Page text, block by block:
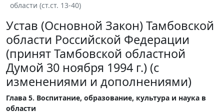
области (ст.ст. 13-40)
Устав (Основной Закон) Тамбовской
области Российской Федерации
(принят Тамбовской областной
Думой 30 ноября 1994 г.) (с
изменениями и дополнениями)
Глава 5. Воспитание, образование, культура и наука в
области